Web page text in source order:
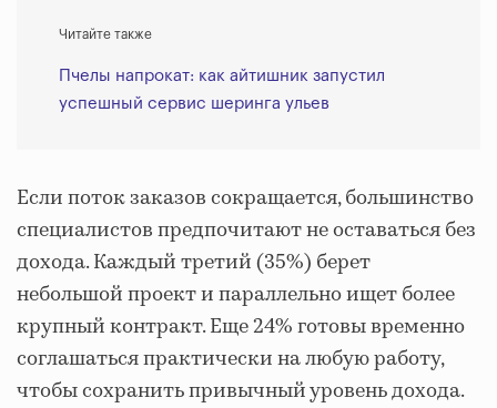
Читайте также
Пчелы напрокат: как айтишник запустил
успешный сервис шеринга ульев
Если поток заказов сокращается, большинство
специалистов предпочитают не оставаться без
дохода. Каждый третий (35%) берет
небольшой проект и параллельно ищет более
крупный контракт. Еще 24% готовы временно
соглашаться практически на любую работу,
чтобы сохранить привычный уровень дохода.